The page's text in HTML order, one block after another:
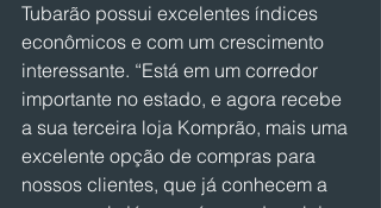
Tubarão possui excelentes índices
econômicos e com um crescimento
interessante. “Está em um corredor
importante no estado, e agora recebe
a sua terceira loja Komprão, mais uma
excelente opção de compras para
nossos clientes, que já conhecem a